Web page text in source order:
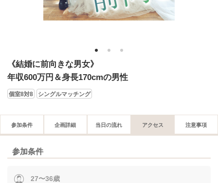
1 2 3
《結婚に前向きな男女》
年収600万円＆身長170cmの男性
個室8対8 シングルマッチング
参加条件 企画詳細 当日の流れ アクセス 注意事項
参加条件
27〜36歳